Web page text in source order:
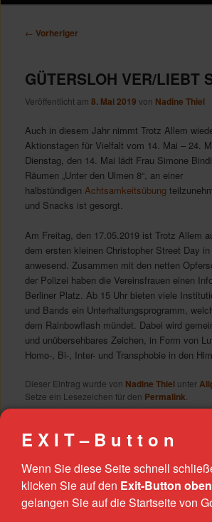
Beitragsnavigation
← Vorheriger
GÜTERSLOH VER/LIEBT
Veröffentlicht am 8. Mai 2019 von Nadine Thiel
Auch in diesem Jahr nimmt Trotz Allem
Aktionstagen für Vielfalt vom 14. Mai – 24.
Dienstag, den 14. Mai lädt Frau Simone
Räumen „Unter den Ulmen 8“, an einer
halbstündigen Achtsamkeitsübung
und Snacks ist gesorgt.
Am Freitag, den 17.05.2019 ist Trotz Allem
dem ersten kleinen Christopher Street Day in
anwesend. Zusammen mit den netten
der Polizei haben die Vereinsfrauen einen
Berliner Platz. Ab 15 Uhr bieten viele
und Bands ein Unterhaltungsprogramm,
dem Rainbowflash mündet. Dabei wird
und unübersehbares Zeichen, in Form von
Homo-, Bi-, Inter- und Transphobie in den
Dieser Eintrag wurde von Nadine Thielunter
Setze ein Lesezeichen für den Permalink
TROTZ ALLEM E.V.
Gewalterfahrungen.
ÖFFNUNGSZEITEN
E X I T – B u t t o n
Wenn Sie diese Seite schnell
klicken Sie auf den Exit-Button
gelangen Sie auf die Startseite von